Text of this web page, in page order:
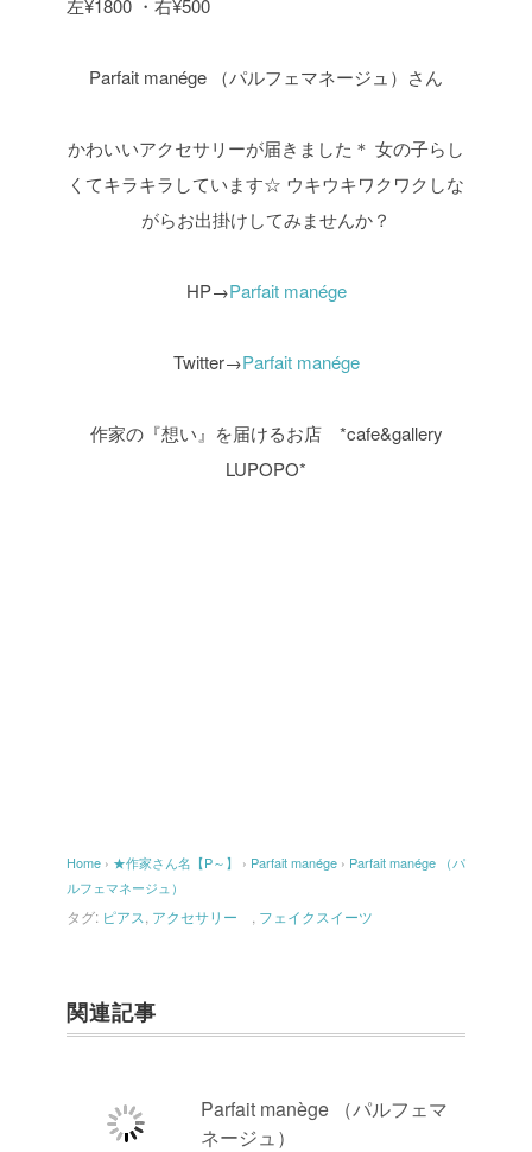
左¥1800 ・右¥500
Parfait manége （パルフェマネージュ）さん
かわいいアクセサリーが届きました＊ 女の子らし
くてキラキラしています☆ ウキウキワクワクしな
がらお出掛けしてみませんか？
HP→Parfait manége
Twitter→Parfait manége
作家の『想い』を届けるお店 *cafe&gallery
LUPOPO*
Home › ★作家さん名【P～】 › Parfait manége › Parfait manége （パ
ルフェマネージュ）
タグ: ピアス アクセサリー フェイクスイーツ
関連記事
Parfait manège （パルフェマ
ネージュ）